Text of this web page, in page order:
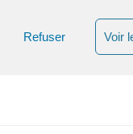
Refuser Voir
Préparation : 35
et 8 minutes pour
on gave...